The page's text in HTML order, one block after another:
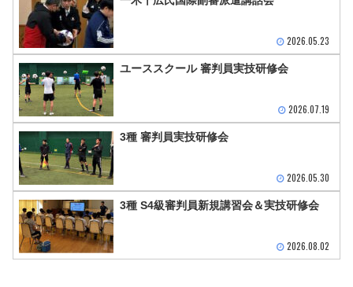
2026.05.23
ユーススクール 審判員実技研修会
2026.07.19
3種 審判員実技研修会
2026.05.30
3種 S4級審判員新規講習会＆実技研修会
2026.08.02